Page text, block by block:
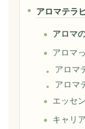
アロマテラ
アロマ
アロマ
アロマ
アロマ
エッセ
キャリ